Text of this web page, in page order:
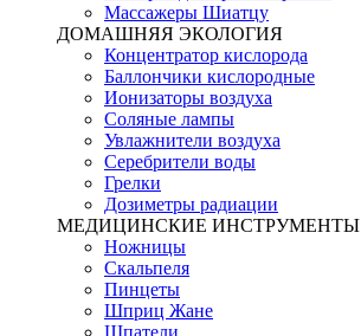
Массажеры Шиатцу
ДОМАШНЯЯ ЭКОЛОГИЯ
Концентратор кислорода
Баллончики кислородные
Ионизаторы воздуха
Соляные лампы
Увлажнители воздуха
Серебрители воды
Грелки
Дозиметры радиации
МЕДИЦИНСКИЕ ИНСТРУМЕНТЫ
Ножницы
Скальпеля
Пинцеты
Шприц Жане
Шпатели